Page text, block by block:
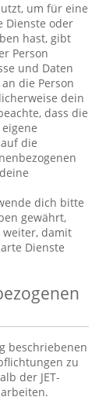
um für eine
Dienste oder
hast, gibt
Person
und Daten
die Person
dein
dass die
die
dich bitte
gewährt,
weiter, damit
Dienste
beschriebenen
zu
der JET-